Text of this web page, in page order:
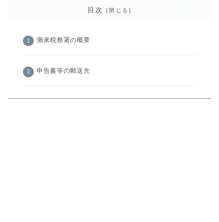
目次
潮来税務署の概要
申告書等の郵送先